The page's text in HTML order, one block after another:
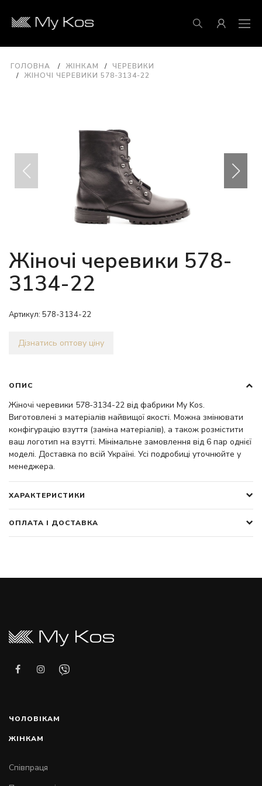
ГОЛОВНА ЖІНКАМ
ЧЕРЕВИКИ
ЖІНОЧІ ЧЕРЕВИКИ 578-3134-22
Жіночі черевики 578-
3134-22
Артикул: 578-3134-22
Дізнатись оптову ціну
ОПИС
Жіночі черевики 578-3134-22 від фабрики My Kos.
Виготовлені з матеріалів найвищої якості. Можна змінювати
конфігурацію взуття (заміна матеріалів), а також розмістити
ваш логотип на взутті. Мінімальне замовлення від 6 пар однієї
моделі. Доставка по всій Україні. Усі подробиці уточнюйте у
менеджера.
ХАРАКТЕРИСТИКИ
ОПЛАТА І ДОСТАВКА
ЧОЛОВІКАМ
ЖІНКАМ
Співпраця